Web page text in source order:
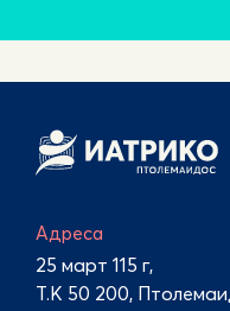
Адреса
25 март 115 г,
Т.К 50 200,